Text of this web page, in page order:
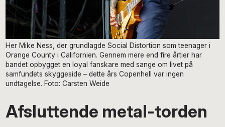
Her Mike Ness, der grundlagde Social Distortion som teenager i
Orange County i Californien. Gennem mere end fire årtier har
bandet opbygget en loyal fanskare med sange om livet på
samfundets skyggeside – dette års Copenhell var ingen
undtagelse. Foto: Carsten Weide
Afsluttende metal-torden